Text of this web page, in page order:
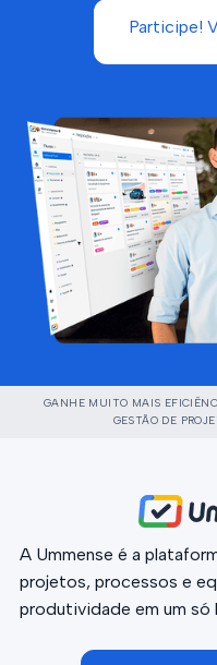
Participe!
GANHE MUITO MAIS
GESTÃO DE
A Ummense é a
projetos, processos e
produtividade em um só